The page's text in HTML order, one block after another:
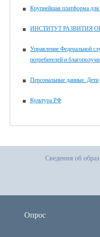
Крупнейшая платформа
ИНСТИТУТ РАЗВИТИЯ
Управление Федеральной
потребителей и
Персональные данные. Дети
Культура РФ
Сведения об
Опрос